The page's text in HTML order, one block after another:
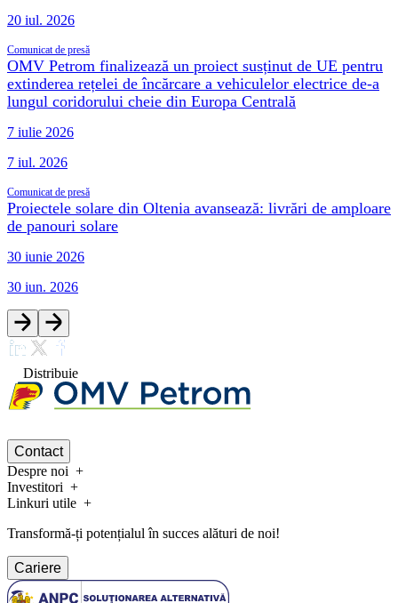
20 iul. 2026
Comunicat de presă
OMV Petrom finalizează un proiect susținut de UE pentru
extinderea rețelei de încărcare a vehiculelor electrice de-a
lungul coridorului cheie din Europa Centrală
7 iulie 2026
7 iul. 2026
Comunicat de presă
Proiectele solare din Oltenia avansează: livrări de amploare
de panouri solare
30 iunie 2026
30 iun. 2026
Distribuie
Contact
Despre noi
Investitori
Linkuri utile
Transformă-ți potențialul în succes alături de noi!
Cariere